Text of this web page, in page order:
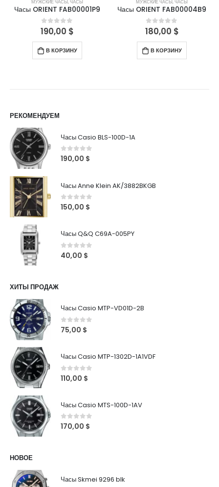
МУЖСКИЕ ЧАСЫ,ЧАСЫ
Часы ORIENT FAB00001P9
0out of 5
190,00 $
В КОРЗИНУ
МУЖСКИЕ ЧАСЫ,ЧАСЫ
Часы ORIENT FAB00004B9
0out of 5
180,00 $
В КОРЗИНУ
РЕКОМЕНДУЕМ
Часы Casio BLS-100D-1A
0out of 5
190,00 $
Часы Anne Klein AK/3882BKGB
0out of 5
150,00 $
Часы Q&Q C69A-005PY
0 out of 5
40,00 $
ХИТЫ ПРОДАЖ
Часы Casio MTP-VD01D-2B
0out of 5
75,00 $
Часы Casio MTP-1302D-1A1VDF
0out of 5
110,00 $
Часы Casio MTS-100D-1AV
0out of 5
170,00 $
НОВОЕ
Часы Skmei 9296 blk